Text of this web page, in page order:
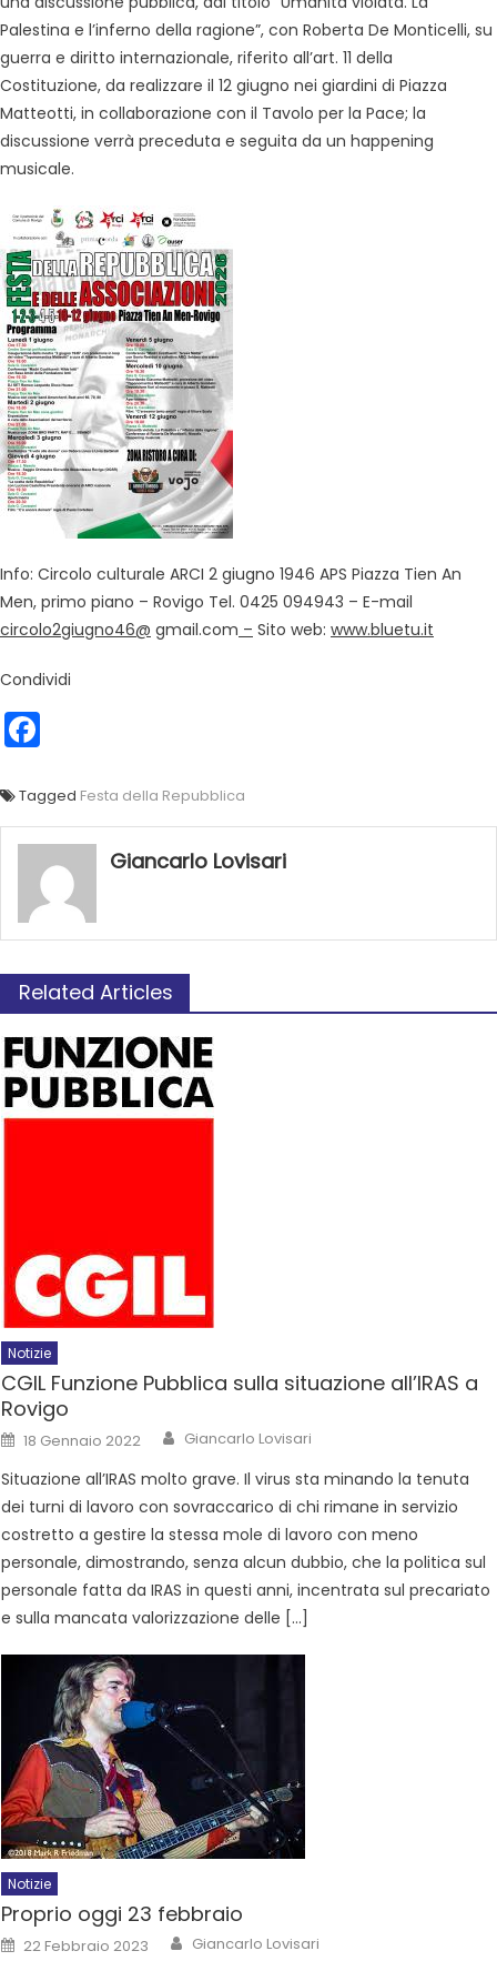
Palestina e l’inferno della ragione”, con Roberta De Monticelli, su
guerra e diritto internazionale, riferito all’art. 11 della
Costituzione, da realizzare il 12 giugno nei giardini di Piazza
Matteotti, in collaborazione con il Tavolo per la Pace; la
discussione verrà preceduta e seguita da un happening
musicale.
Info: Circolo culturale ARCI 2 giugno 1946 APS Piazza Tien An
Men, primo piano – Rovigo Tel. 0425 094943 – E-mail
circolo2giugno46@ gmail.com – Sito web: www.bluetu.it
Condividi
Tagged Festa della Repubblica
Giancarlo Lovisari
Related Articles
Notizie
CGIL Funzione Pubblica sulla situazione all’IRAS a
Rovigo
18 Gennaio 2022 Giancarlo Lovisari
Situazione all’IRAS molto grave. Il virus sta minando la tenuta
dei turni di lavoro con sovraccarico di chi rimane in servizio
costretto a gestire la stessa mole di lavoro con meno
personale, dimostrando, senza alcun dubbio, che la politica sul
personale fatta da IRAS in questi anni, incentrata sul precariato
e sulla mancata valorizzazione delle […]
Notizie
Proprio oggi 23 febbraio
22 Febbraio 2023 Giancarlo Lovisari